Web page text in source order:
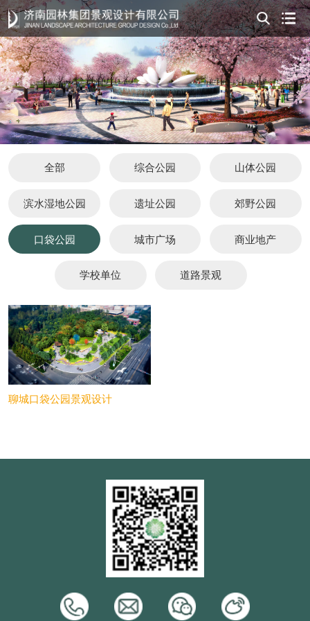
全部 综合公园 山体公园
滨水湿地公园 遗址公园 郊野公园
口袋公园 城市广场 商业地产
学校单位 道路景观
聊城口袋公园景观设计